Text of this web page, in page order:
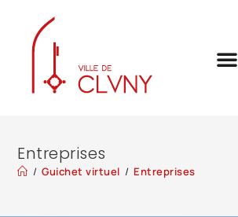
Entreprises
/ Guichet virtuel / Entreprises